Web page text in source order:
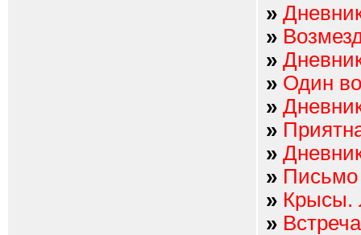
»
»
»
» Один
»
»
»
»
» Крысы.
» Встреча